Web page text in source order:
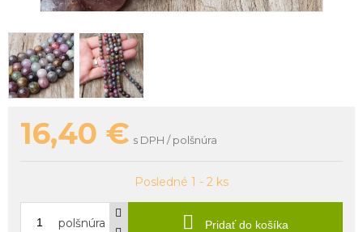
16,40 € s DPH / polšnúra
Posledné 1 - 2 ks
polšnúra Pridať do košíka